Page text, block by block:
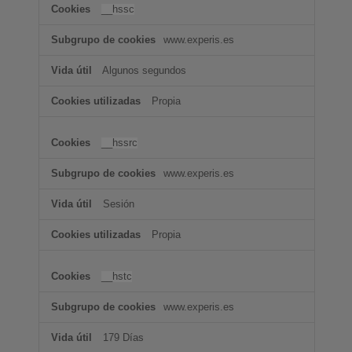
de
__hssc
www.experis.es
Algunos segundos
Propia
__hssrc
www.experis.es
Sesión
Propia
__hstc
www.experis.es
179 Días